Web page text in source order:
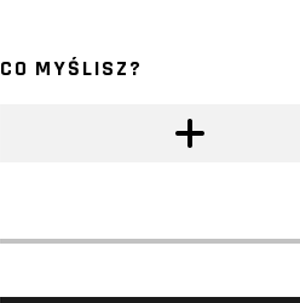
CO MYŚLISZ?